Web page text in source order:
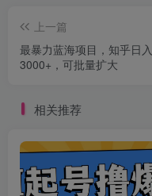
上一篇
最暴力蓝海项目，知乎日入
3000+，可批量扩大
相关推荐